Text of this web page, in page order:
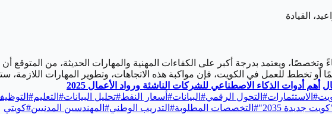
القيادة
ويعتمد بدرجة أكبر على الكفاءات المهنية والمهارات الحديثة، من المتوقع أن
أو تخطط للعمل في الكويت، فإن مواكبة هذه الاتجاهات، وتطوير المهارات اللازمة،
أهم أدوات الذكاء الاصطناعي للشركات الناشئة ورواد الأعمال 2025
# الاستثمارات# التحول الرقمي# البيانات# أسعار النفط#تحليل البيانات# التعليم#
جديدة 2035" # التخصصات المطلوبة# التدريب الوطني# المهندسين المدنيين#كويتي